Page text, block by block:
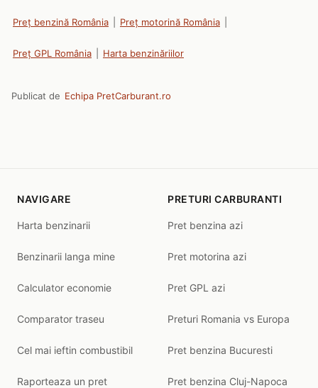
Preț benzină România Preț motorină România
Preț GPL România Harta benzinăriilor
Publicat de Echipa PretCarburant.ro
NAVIGARE
Harta benzinarii
Benzinarii langa mine
Calculator economie
Comparator traseu
Cel mai ieftin combustibil
Raporteaza un pret
PRETURI CARBURANTI
Pret benzina azi
Pret motorina azi
Pret GPL azi
Preturi Romania vs Europa
Pret benzina Bucuresti
Pret benzina Cluj-Napoca